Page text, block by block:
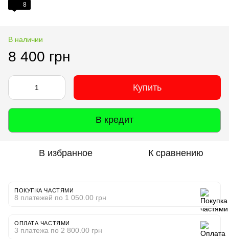
8
В наличии
8 400 грн
Купить
В кредит
В избранное К сравнению
ПОКУПКА ЧАСТЯМИ
8 платежей по 1 050.00 грн
ОПЛАТА ЧАСТЯМИ
3 платежа по 2 800.00 грн